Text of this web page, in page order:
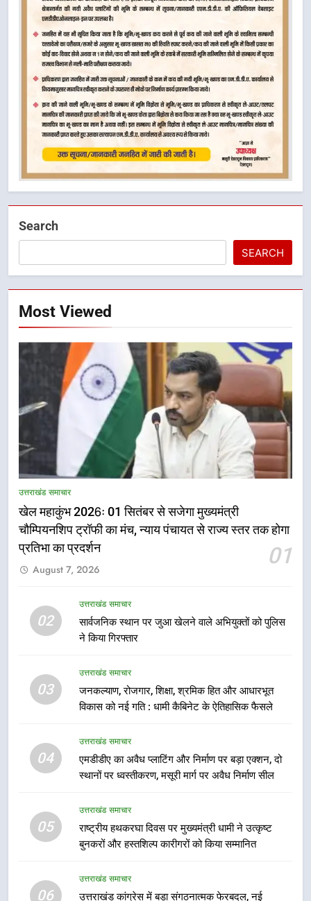
Search
SEARCH
Most Viewed
उत्तराखंड समाचार
खेल महाकुंभ 2026ः 01 सितंबर से सजेगा मुख्यमंत्री
चौम्पियनशिप ट्रॉफी का मंच, न्याय पंचायत से राज्य स्तर तक होगा
प्रतिभा का प्रदर्शन
01
August 7, 2026
02
उत्तराखंड समाचार
सार्वजनिक स्थान पर जुआ खेलने वाले अभियुक्तों को पुलिस
ने किया गिरफ्तार
03
उत्तराखंड समाचार
जनकल्याण, रोजगार, शिक्षा, श्रमिक हित और आधारभूत
विकास को नई गति : धामी कैबिनेट के ऐतिहासिक फैसले
04
उत्तराखंड समाचार
एमडीडीए का अवैध प्लाटिंग और निर्माण पर बड़ा एक्शन, दो
स्थानों पर ध्वस्तीकरण, मसूरी मार्ग पर अवैध निर्माण सील
05
उत्तराखंड समाचार
राष्ट्रीय हथकरघा दिवस पर मुख्यमंत्री धामी ने उत्कृष्ट
बुनकरों और हस्तशिल्प कारीगरों को किया सम्मानित
06
उत्तराखंड समाचार
उत्तराखंड कांग्रेस में बड़ा संगठनात्मक फेरबदल, नई
राष्ट्रीय हथकरघा दिवस पर मुख्यमंत्री
कारीगरों को किया सम्मानित
उत्तराखंड समाचार
6
का गठन
उत्तराखंड समाचार
देना सरकार की सर्वोच्च प्राथमिकता, आने
वाले महीनों में हजारों पदों पर की जाएगी
भर्ती
उत्तराखंड समाचार
दिल्ली-देहरादून आर्थिक कॉरिडोर से जुड़ी
12 किमी ग्रीनफील्ड बाईपास परियोजना
निर्देश, सुरक्षा मानकों से कोई समझौता
नहींः डीएम
1
खेल महाकुंभ 2026ः 01 सितंबर से सजेगा
न्याय पंचायत से राज्य स्तर तक होगा
प्रतिभा का प्रदर्शन
उत्तराखंड समाचार